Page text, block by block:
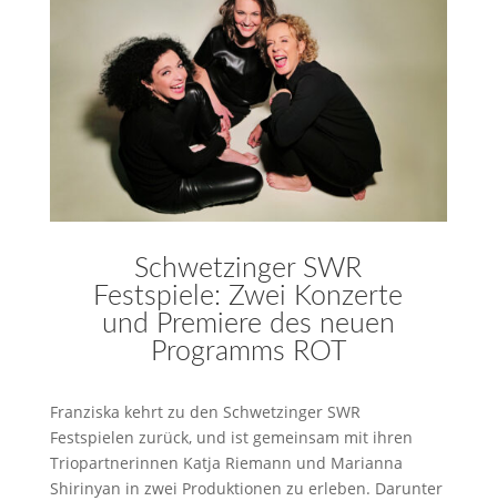
Schwetzinger SWR
Festspiele: Zwei Konzerte
und Premiere des neuen
Programms ROT
Franziska kehrt zu den Schwetzinger SWR
Festspielen zurück, und ist gemeinsam mit ihren
Triopartnerinnen Katja Riemann und Marianna
Shirinyan in zwei Produktionen zu erleben. Darunter